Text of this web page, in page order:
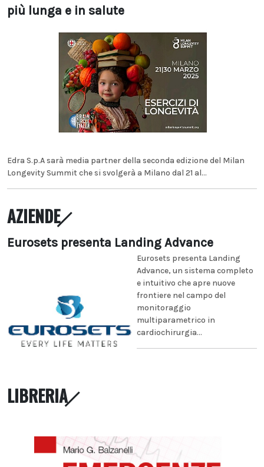
più lunga e in salute
Edra S.p.A sarà media partner della seconda edizione del Milan
Longevity Summit che si svolgerà a Milano dal 21 al...
AZIENDE
Eurosets presenta Landing Advance
Eurosets presenta Landing
Advance, un sistema completo
e intuitivo che apre nuove
frontiere nel campo del
monitoraggio
multiparametrico in
cardiochirurgia...
LIBRERIA